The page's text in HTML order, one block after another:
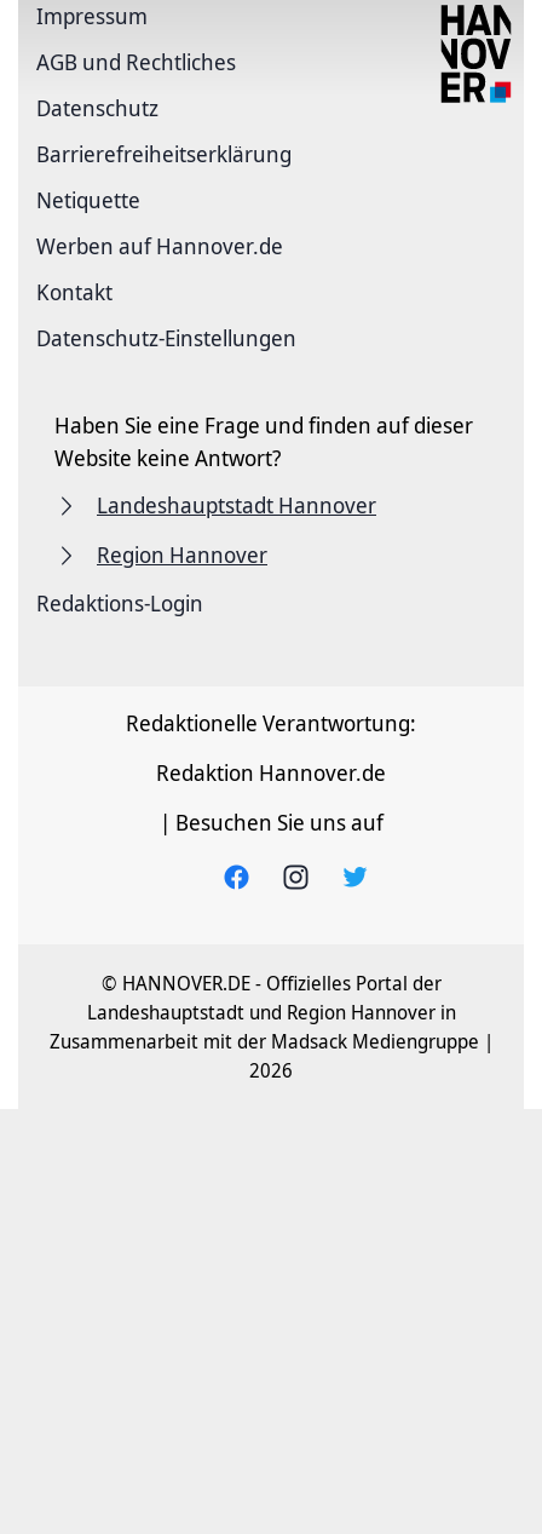
Impressum
AGB und Rechtliches
Datenschutz
Barriere­freiheits­erklärung
Netiquette
Werben auf Hannover.de
Kontakt
Datenschutz-Einstellungen
Haben Sie eine Frage und finden auf dieser
Website keine Antwort?
Landeshauptstadt Hannover
Region Hannover
Redaktions-Login
Redaktionelle Verantwortung:
Redaktion Hannover.de
| Besuchen Sie uns auf
© HANNOVER.DE - Offizielles Portal der
Landeshauptstadt und Region Hannover in
Zusammenarbeit mit der Madsack Mediengruppe |
2026